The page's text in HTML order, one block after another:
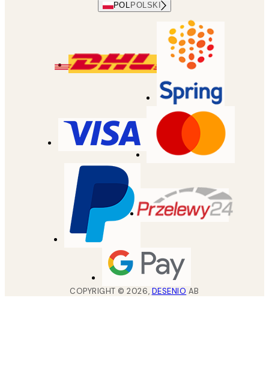
POL POLSKI
COPYRIGHT ©2026, DESENIO AB